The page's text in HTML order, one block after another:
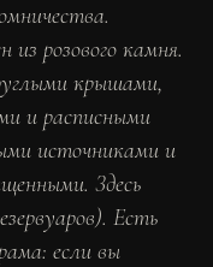
розового камня.
крышами,
и расписными
источниками и
Здесь
Есть
если вы